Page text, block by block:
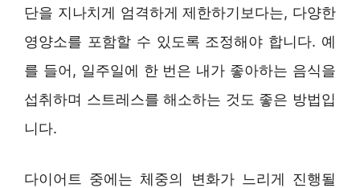
단을 지나치게 엄격하게 제한하기보다는, 다양한
영양소를 포함할 수 있도록 조정해야 합니다. 예
를 들어, 일주일에 한 번은 내가 좋아하는 음식을
섭취하며 스트레스를 해소하는 것도 좋은 방법입
니다.
다이어트 중에는 체중의 변화가 느리게 진행될